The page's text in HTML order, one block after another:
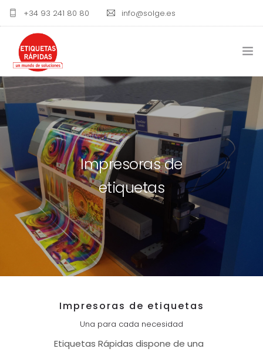
+34 93 241 80 80 info@solge.es
ETIQUETAS
IMPRESORAS DE ETIQUETAS
RIBBON Y TINTAS
BLOG
CONTACTO
Impresoras de
etiquetas
Impresoras de etiquetas
Una para cada necesidad
Etiquetas Rápidas dispone de una